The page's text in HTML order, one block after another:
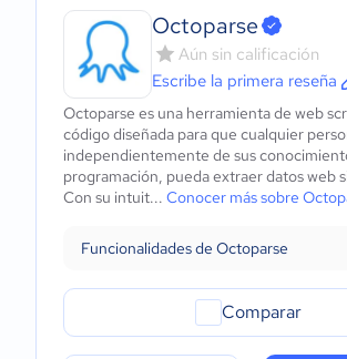
Octoparse
Aún sin calificación
Escribe la primera reseña
Octoparse es una herramienta de web
código diseñada para que cualquier
independientemente de sus
programación, pueda extraer datos web
Con su intuit... Conocer más sobre
Funcionalidades de Octoparse
Comparar